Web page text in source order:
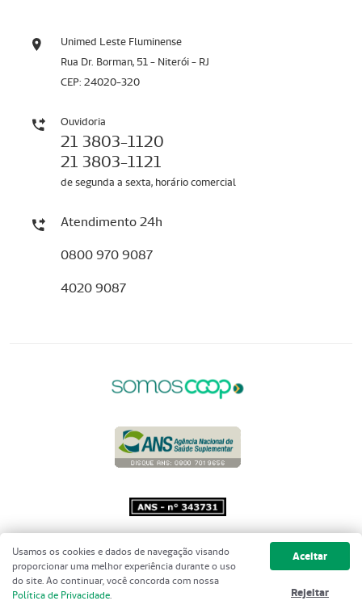
Unimed Leste Fluminense
Rua Dr. Borman, 51 - Niterói - RJ
CEP: 24020-320
Ouvidoria
21 3803-1120
21 3803-1121
de segunda a sexta, horário comercial
Atendimento 24h
0800 970 9087
4020 9087
Copyright 2001 - 2026 Unimed do
Brasil - Todos os direitos reservados
Usamos os cookies e dados de navegação visando
proporcionar uma melhor experiência durante o uso
do site. Ao continuar, você concorda com nossa
Política de Privacidade.
Aceitar
Rejeitar